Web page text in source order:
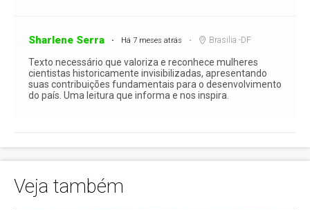
Sharlene Serra Há 7 meses atrás Brasilia -DF
Texto necessário que valoriza e reconhece mulheres
cientistas historicamente invisibilizadas, apresentando
suas contribuições fundamentais para o desenvolvimento
do país. Uma leitura que informa e nos inspira.
Veja também